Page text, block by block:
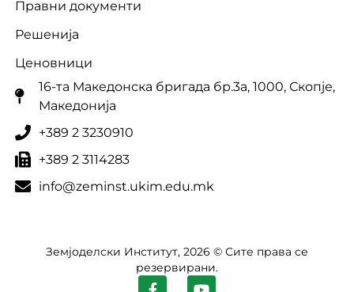
Правни документи
Решенија
Ценовници
16-та Македонска бригада бр.3a, 1000, Скопје,
Македонија
+389 2 3230910
+389 2 3114283
info@zeminst.ukim.edu.mk
Земјоделски Институт, 2026 © Сите права се
резервирани.